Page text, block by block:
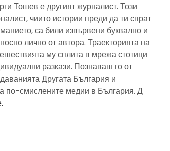
Тошев е другият журналист. Този
чиито истории преди да ти спрат
са били извървени буквално и
лично от автора. Траекторията на
му сплита в мрежа стотици
разкази. Познаваш го от
Другата България и
по-смислените медии в България. Д